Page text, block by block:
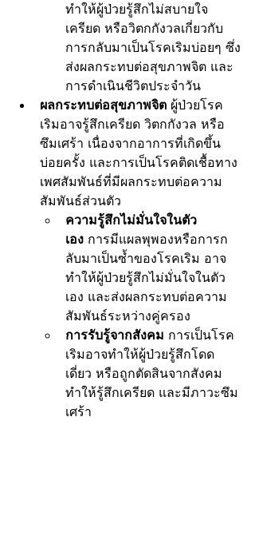
ทำให้ผู้ป่วยรู้สึกไม่สบายใจ
เครียด หรือวิตกกังวลเกี่ยวกับ
การกลับมาเป็นโรคเริมบ่อยๆ ซึ่ง
ส่งผลกระทบต่อสุขภาพจิต และ
การดำเนินชีวิตประจำวัน
ผลกระทบต่อสุขภาพจิต ผู้ป่วยโรค
เริมอาจรู้สึกเครียด วิตกกังวล หรือ
ซึมเศร้า เนื่องจากอาการที่เกิดขึ้น
บ่อยครั้ง และการเป็นโรคติดเชื้อทาง
เพศสัมพันธ์ที่มีผลกระทบต่อความ
สัมพันธ์ส่วนตัว
ความรู้สึกไม่มั่นใจในตัว
เอง การมีแผลพุพองหรือการก
ลับมาเป็นซ้ำของโรคเริม อาจ
ทำให้ผู้ป่วยรู้สึกไม่มั่นใจในตัว
เอง และส่งผลกระทบต่อความ
สัมพันธ์ระหว่างคู่ครอง
การรับรู้จากสังคม การเป็นโรค
เริมอาจทำให้ผู้ป่วยรู้สึกโดด
เดี่ยว หรือถูกตัดสินจากสังคม
ทำให้รู้สึกเครียด และมีภาวะซึม
เศร้า